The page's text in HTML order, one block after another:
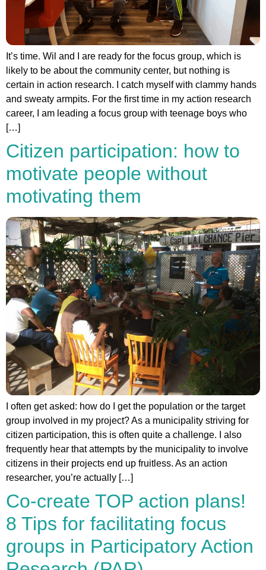
It’s time. Wil and I are ready for the focus group, which is
likely to be about the community center, but nothing is
certain in action research. I catch myself with clammy hands
and sweaty armpits. For the first time in my action research
career, I am leading a focus group with teenage boys who
[…]
Citizen participation: how to
motivate people without
motivating them
I often get asked: how do I get the population or the target
group involved in my project? As a municipality striving for
citizen participation, this is often quite a challenge. I also
frequently hear that attempts by the municipality to involve
citizens in their projects end up fruitless. As an action
researcher, you’re actually […]
Co-create TOP action plans!
8 Tips for facilitating focus
groups in Participatory Action